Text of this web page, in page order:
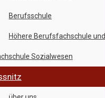
Berufsschule
Höhere Berufsfachschule und
Sozialwesen